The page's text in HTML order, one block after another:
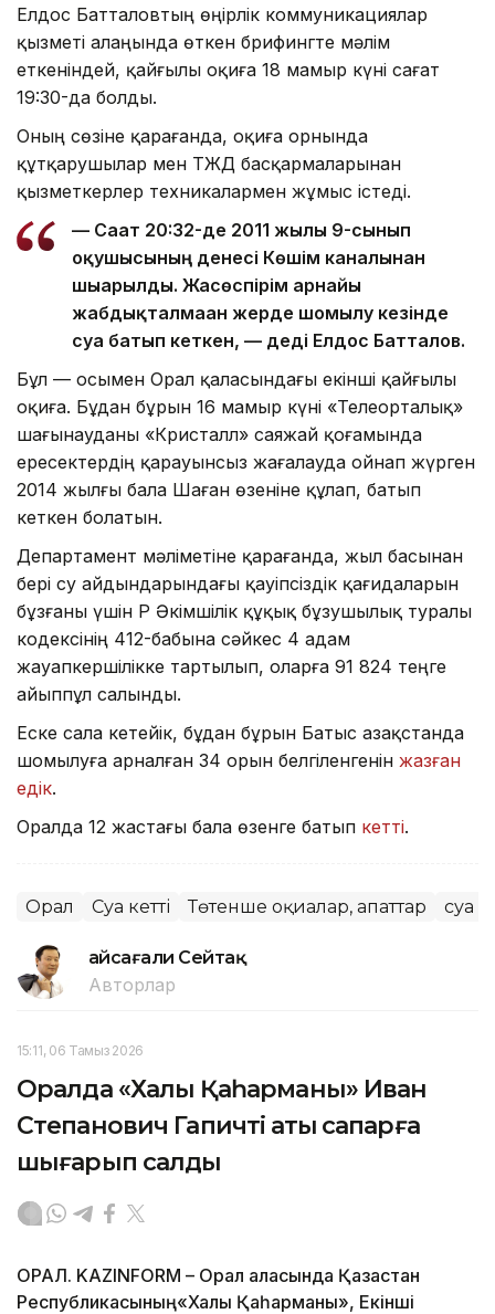
Елдос Батталовтың өңірлік коммуникациялар
қызметі алаңында өткен брифингте мәлім
еткеніндей, қайғылы оқиға 18 мамыр күні сағат
19:30-да болды.
Оның сөзіне қарағанда, оқиға орнында
құтқарушылар мен ТЖД басқармаларынан
қызметкерлер техникалармен жұмыс істеді.
— Сағат 20:32-де 2011 жылғы 9-сынып
оқушысының денесі Көшім каналынан
шығарылды. Жасөспірім арнайы
жабдықталмаған жерде шомылу кезінде
суға батып кеткен, — деді Елдос Батталов.
Бұл — осымен Орал қаласындағы екінші қайғылы
оқиға. Бұдан бұрын 16 мамыр күні «Телеорталық»
шағынауданы «Кристалл» саяжай қоғамында
ересектердің қарауынсыз жағалауда ойнап жүрген
2014 жылғы бала Шаған өзеніне құлап, батып
кеткен болатын.
Департамент мәліметіне қарағанда, жыл басынан
бері су айдындарындағы қауіпсіздік қағидаларын
бұзғаны үшін ҚР Әкімшілік құқық бұзушылық туралы
кодексінің 412-бабына сәйкес 4 адам
жауапкершілікке тартылып, оларға 91 824 теңге
айыппұл салынды.
Еске сала кетейік, бұдан бұрын Батыс Қазақстанда
шомылуға арналған 34 орын белгіленгенін жазған
едік.
Оралда 12 жастағы бала өзенге батып кетті.
Орал Суға кетті Төтенше оқиғалар, апаттар суға
Ғайсағали Сейтақ
Авторлар
15:11, 06 Тамыз 2026
Оралда «Халық Қаһарманы» Иван
Степанович Гапичті ақтық сапарға
шығарып салды
ОРАЛ. KAZINFORM – Орал қаласында Қазақстан
Республикасының«Халық Қаһарманы», Екінші